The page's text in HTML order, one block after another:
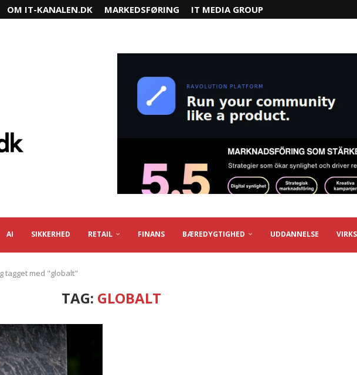
OM IT-KANALEN.DK MARKEDSFØRING IT MEDIA GROUP
AI SIKKERHED RETAIL FINANS BÆREDYGTIGHED UDDANNELSE
tagget med "globalt"
TAG: GLOBALT